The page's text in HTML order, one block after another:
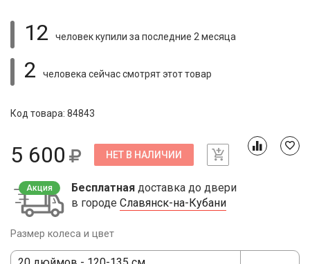
12 человек купили за последние 2 месяца
2 человека сейчас смотрятэтот товар
Код товара: 84843
5 600 НЕТ В НАЛИЧИИ
Акция Бесплатная доставка до двери
в городе Славянск-на-Кубани
Размер колеса и цвет